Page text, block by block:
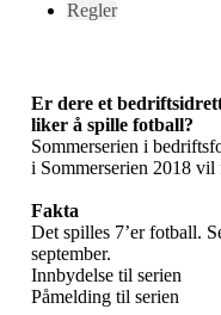
Regler
Er dere et
liker å spille fotball?
Sommerserien i
i Sommerserien 2018 vil
Fakta
Det spilles 7’er fotball.
september.
Innbydelse til serien
Påmelding til serien